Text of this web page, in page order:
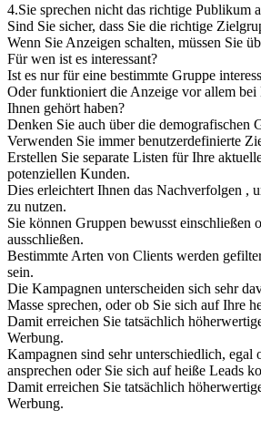
4.Sie sprechen nicht das richtige Publikum
Sind Sie sicher, dass Sie die richtige
Wenn Sie Anzeigen schalten, müssen Sie
Für wen ist es interessant?
Ist es nur für eine bestimmte Gruppe
Oder funktioniert die Anzeige vor allem
Ihnen gehört haben?
Denken Sie auch über die demografischen
Verwenden Sie immer benutzerdefinierte
Erstellen Sie separate Listen für Ihre
potenziellen Kunden.
Dies erleichtert Ihnen das Nachverfolgen ,
zu nutzen.
Sie können Gruppen bewusst einschließen
ausschließen.
Bestimmte Arten von Clients werden
sein.
Die Kampagnen unterscheiden sich sehr
Masse sprechen, oder ob Sie sich auf Ihre
Damit erreichen Sie tatsächlich
Werbung.
Kampagnen sind sehr unterschiedlich, egal
ansprechen oder Sie sich auf heiße Leads
Damit erreichen Sie tatsächlich
Werbung.